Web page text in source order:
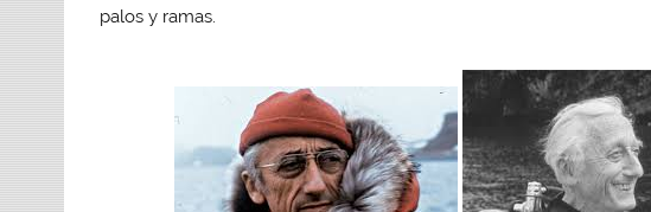
palos y ramas.